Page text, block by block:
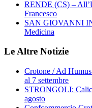
RENDE (CS) –
Francesco
SAN GIOVANNI
Medicina
Le Altre Notizie
Crotone / Ad
al 7 settembre
STRONGOLI:
agosto